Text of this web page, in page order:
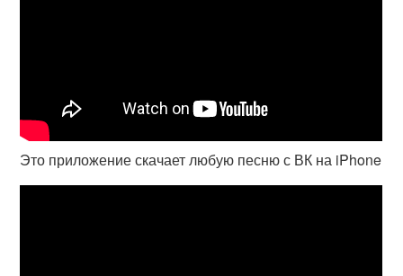
Это приложение скачает любую песню с ВК на iPhone